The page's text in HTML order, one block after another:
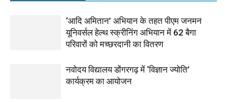
‘आदि अमितान’ अभियान के तहत पीएम जनमन
यूनिवर्सल हेल्थ स्क्रीनिंग अभियान में 62 बैगा
परिवारों को मच्छरदानी का वितरण
नवोदय विद्यालय डोंगरगढ़ में ‘विज्ञान ज्योति’
कार्यक्रम का आयोजन